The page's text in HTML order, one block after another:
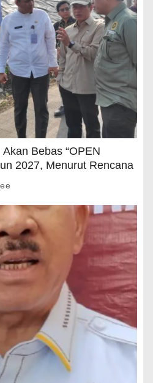
Bebas “OPEN
2027, Menurut Rencana